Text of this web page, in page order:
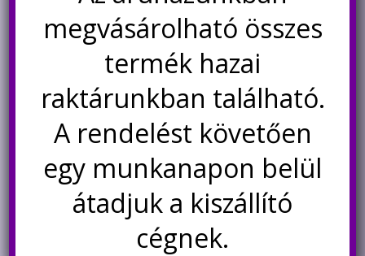
Kapcsolódó termékek
Titán ötvözet 3D nyomtató
Edzett acél 3D nyomtató
megvásárolható összes
termék hazai
raktárunkban található.
A rendelést követően
egy munkanapon belül
átadjuk a kiszállító
cégnek.